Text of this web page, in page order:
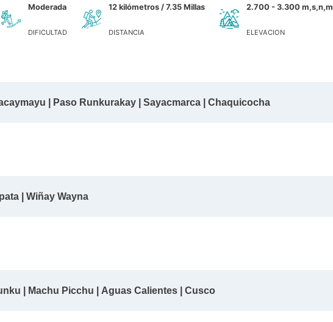
Moderada
DIFICULTAD
12 kilómetros / 7.35 Millas
DISTANCIA
2.700 - 3.300 m,s,n,m
ELEVACION
| Paso Runkurakay | Sayacmarca | Chaquicocha
| Wiñay Wayna
| Machu Picchu | Aguas Calientes | Cusco